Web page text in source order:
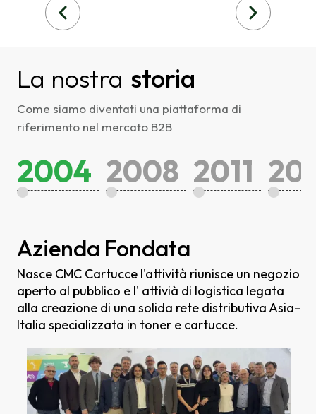
La nostra storia
Come siamo diventati una piattaforma di
riferimento nel mercato B2B
2004 2008 2011
Azienda Fondata
Nasce CMC Cartucce l'attività riunisce un negozio
aperto al pubblico e l' attivià di logistica legata
alla creazione di una solida rete distributiva Asia–
Italia specializzata in toner e cartucce.